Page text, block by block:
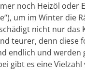
noch Heizöl oder
um im Winter die
nicht nur das
teurer, denn diese
endlich und werden
gibt es eine Vielzahl